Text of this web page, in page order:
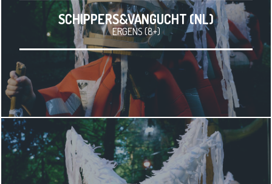
SCHIPPERS&VANGUCHT (NL)
ERGENS (8+)